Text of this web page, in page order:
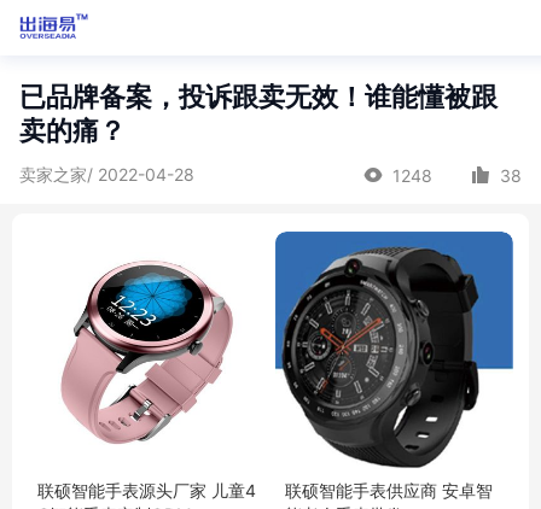
已品牌备案，投诉跟卖无效！谁能懂被跟
卖的痛？
卖家之家/ 2022-04-28 1248 38
联硕智能手表源头厂家 儿童4
联硕智能手表供应商 安卓智